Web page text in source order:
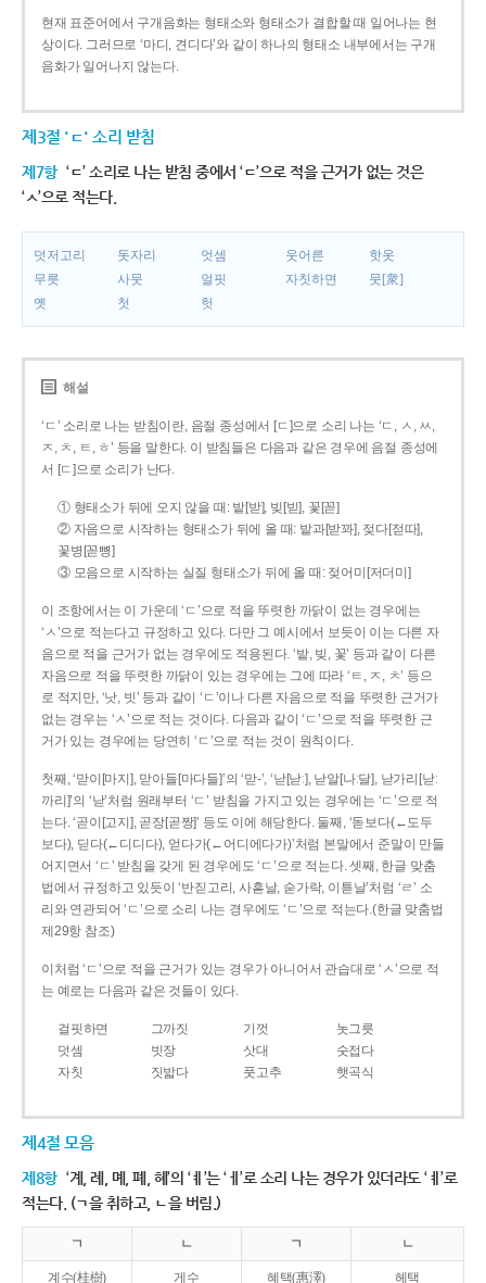
현재 표준어에서 구개음화는 형태소와 형태소가 결합할 때 일어나는 현
상이다. 그러므로 ‘마디, 견디다’와 같이 하나의 형태소 내부에서는 구개
음화가 일어나지 않는다.
제3절 'ㄷ' 소리 받침
제7항 ‘ㄷ’ 소리로 나는 받침 중에서 ‘ㄷ’으로 적을 근거가 없는 것은
‘ㅅ’으로 적는다.
덧저고리 돗자리 엇셈 웃어른
핫옷
무릇
사뭇 얼핏 자칫하면
뭇[衆]
옛
첫 헛
해설
‘ㄷ’ 소리로 나는 받침이란, 음절 종성에서 [ㄷ]으로 소리 나는 ‘ㄷ, ㅅ, ㅆ,
ㅈ, ㅊ, ㅌ, ㅎ’ 등을 말한다. 이 받침들은 다음과 같은 경우에 음절 종성에
서 [ㄷ]으로 소리가 난다.
① 형태소가 뒤에 오지 않을 때: 밭[받], 빚[빋], 꽃[꼳]
② 자음으로 시작하는 형태소가 뒤에 올 때: 밭과[받꽈], 젖다[젇따],
꽃병[꼳뼝]
③ 모음으로 시작하는 실질 형태소가 뒤에 올 때: 젖어미[저더미]
이 조항에서는 이 가운데 ‘ㄷ’으로 적을 뚜렷한 까닭이 없는 경우에는
‘ㅅ’으로 적는다고 규정하고 있다. 다만 그 예시에서 보듯이 이는 다른 자
음으로 적을 근거가 없는 경우에도 적용된다. ‘밭, 빚, 꽃’ 등과 같이 다른
자음으로 적을 뚜렷한 까닭이 있는 경우에는 그에 따라 ‘ㅌ, ㅈ, ㅊ’ 등으
로 적지만, ‘낫, 빗’ 등과 같이 ‘ㄷ’이나 다른 자음으로 적을 뚜렷한 근거가
없는 경우는 ‘ㅅ’으로 적는 것이다. 다음과 같이 ‘ㄷ’으로 적을 뚜렷한 근
거가 있는 경우에는 당연히 ‘ㄷ’으로 적는 것이 원칙이다.
첫째, ‘맏이[마지], 맏아들[마다들]’의 ‘맏-’, ‘낟[낟ː], 낟알[나ː달], 낟가리[낟ː
까리]’의 ‘낟’처럼 원래부터 ‘ㄷ’ 받침을 가지고 있는 경우에는 ‘ㄷ’으로 적
는다. ‘곧이[고지], 곧장[곧짱]’ 등도 이에 해당한다. 둘째, ‘돋보다(←도두
보다), 딛다(←디디다), 얻다가(←어디에다가)’처럼 본말에서 준말이 만들
어지면서 ‘ㄷ’ 받침을 갖게 된 경우에도 ‘ㄷ’으로 적는다. 셋째, 한글 맞춤
법에서 규정하고 있듯이 ‘반짇고리, 사흗날, 숟가락, 이튿날’처럼 ‘ㄹ’ 소
리와 연관되어 ‘ㄷ’으로 소리 나는 경우에도 ‘ㄷ’으로 적는다.(한글 맞춤법
제29항 참조)
이처럼 ‘ㄷ’으로 적을 근거가 있는 경우가 아니어서 관습대로 ‘ㅅ’으로 적
는 예로는 다음과 같은 것들이 있다.
걸핏하면 그까짓 기껏
놋그릇
덧셈
빗장 삿대
숫접다
자칫
짓밟다 풋고추 햇곡식
제4절 모음
제8항 ‘계, 례, 몌, 폐, 혜’의 ‘ㅖ’는 ‘ㅔ’로 소리 나는 경우가 있더라도 ‘ㅖ’로
적는다. (ㄱ을 취하고, ㄴ을 버림.)
ㄱ ㄴ ㄱ ㄴ
계수(桂樹) 게수 혜택(惠澤) 헤택